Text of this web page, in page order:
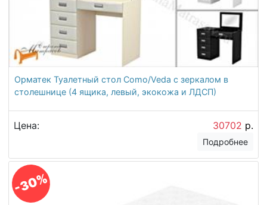
Орматек Туалетный стол Como/Veda с зеркалом в
столешнице (4 ящика, левый, экокожа и ЛДСП)
Цена: 30702 р.
Подробнее
-30%